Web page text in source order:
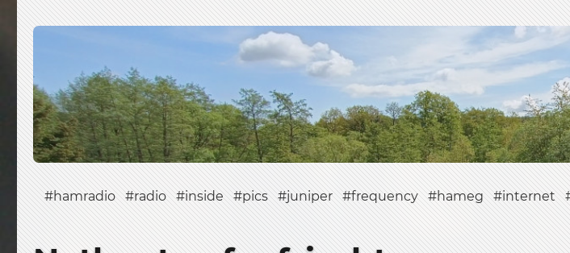
hamradio radio inside pics juniper frequency hameg internet